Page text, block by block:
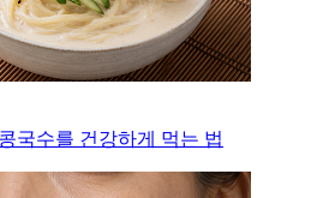
국수를 건강하게 먹는 법